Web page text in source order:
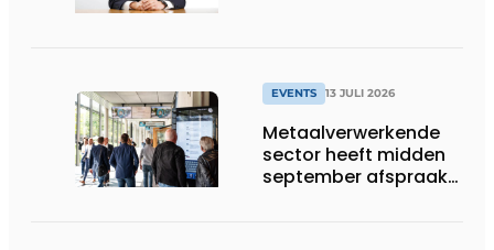
EVENTS 13 JULI 2026
Metaalverwerkende
sector heeft midden
september afspraak